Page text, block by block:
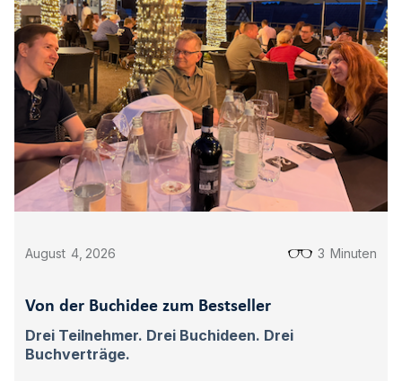
August 4 2026 3 Minuten
Von der Buchidee zum Bestseller
Drei Teilnehmer. Drei Buchideen. Drei
Buchverträge.